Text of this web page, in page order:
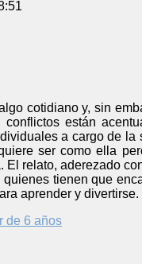
cotidiano y, sin
conflictos están
a cargo de
ser como ella
El relato, aderezado
tienen que
aprender y divertirse.
de 6 años